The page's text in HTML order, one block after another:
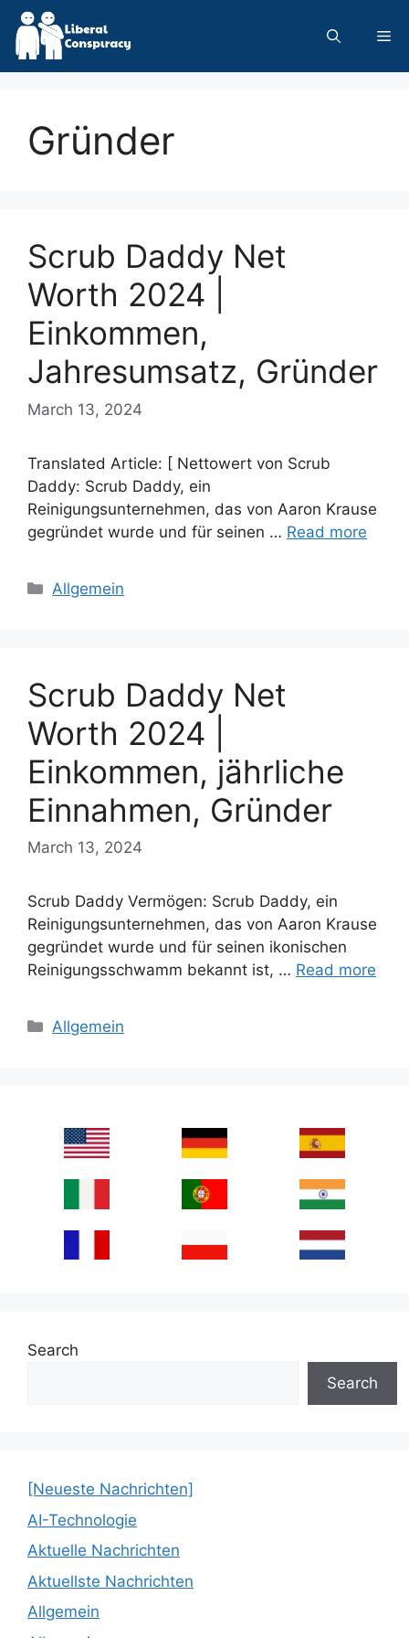
Skip
content
Gründer
Scrub Daddy Net
Worth 2024 |
Einkommen,
Jahresumsatz, Gründer
March 13, 2024
Translated Article: [ Nettowert von Scrub
Daddy: Scrub Daddy, ein
Reinigungsunternehmen, das von Aaron Krause
gegründet wurde und für seinen … Read more
Categories
Allgemein
Scrub Daddy Net
Worth 2024 |
Einkommen, jährliche
Einnahmen, Gründer
March 13, 2024
Scrub Daddy Vermögen: Scrub Daddy, ein
Reinigungsunternehmen, das von Aaron Krause
gegründet wurde und für seinen ikonischen
Reinigungsschwamm bekannt ist, … Read more
Categories
Allgemein
Search
Search
[Neueste Nachrichten]
AI-Technologie
Aktuelle Nachrichten
Aktuellste Nachrichten
Allgemein